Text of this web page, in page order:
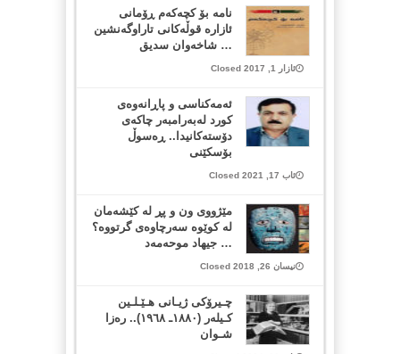
نامه‌ بۆ كچه‌كه‌م ڕۆمانی
ئازاره‌ قوڵه‌كانی تاراوگه‌نشین
… شاخەوان سدیق
ئازار 1, 2017 Closed
ئه‌مه‌كناسی و پاڕانه‌وه‌ی
كورد له‌به‌رامبه‌ر چاكه‌ی
دۆسته‌كانیدا.. ڕه‌سوڵ
بۆسكێنی
ئاب 17, 2021 Closed
مێژووی ون و پڕ لە کێشەمان
لە کوێوە سەرچاوەی گرتووە؟
… جیهاد موحەمەد
نیسان 26, 2018 Closed
چـیرۆکی ژیـانی هـێـلـین
کـیلەر (١٨٨٠ـ ١٩٦٨).. رەزا
شـوان